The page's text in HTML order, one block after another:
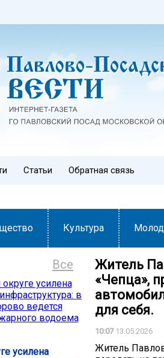
Статьи Обратная связь
Культура
Все
усилена
Житель
«Чепца»,
для себя.
10:0713.05.2026
Житель